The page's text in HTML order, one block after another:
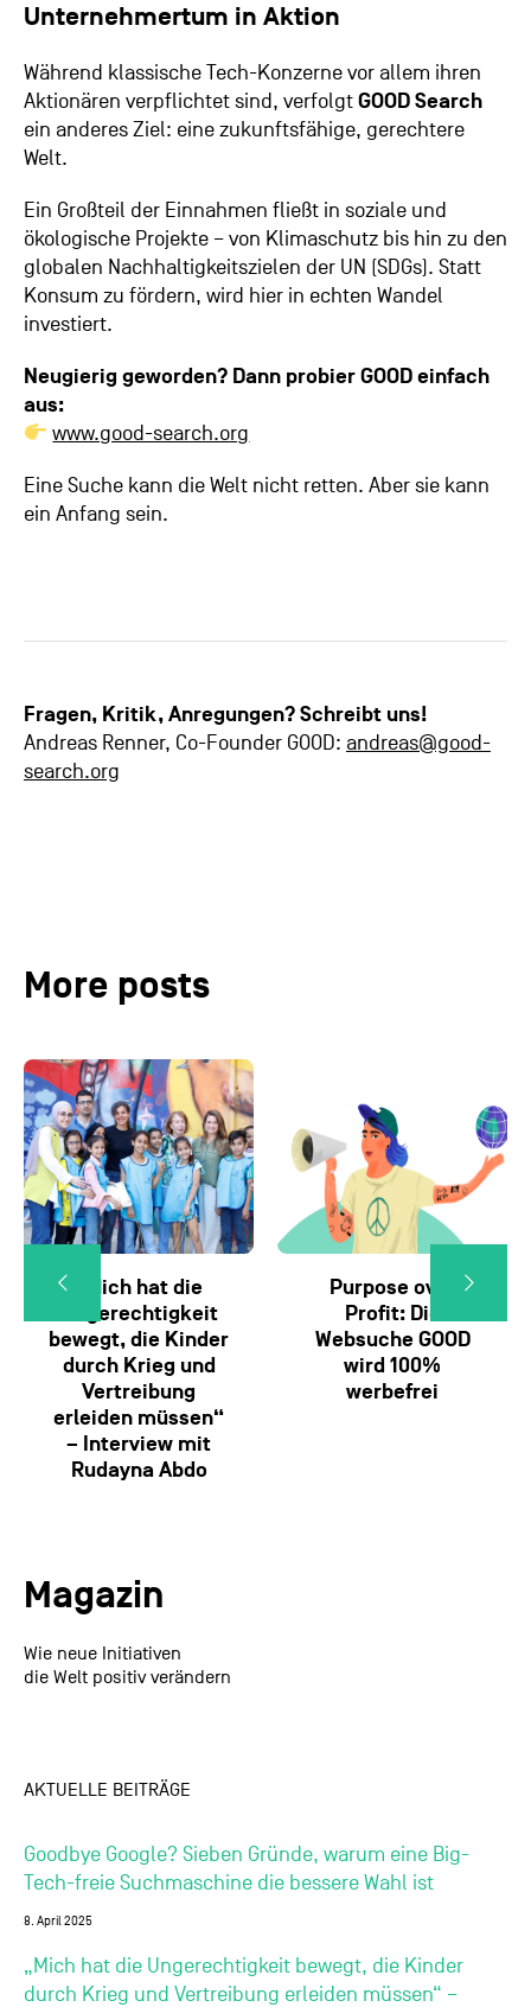
Unternehmertum in Aktion
Während klassische Tech-Konzerne vor allem ihren
Aktionären verpflichtet sind, verfolgtGOOD Search
ein anderes Ziel: eine zukunftsfähige, gerechtere
Welt.
Ein Großteil der Einnahmen fließt in soziale und
ökologische Projekte – von Klimaschutz bis hin zu den
globalen Nachhaltigkeitszielen der UN (SDGs). Statt
Konsum zu fördern, wird hier in echten Wandel
investiert.
Neugierig geworden? Dann probier GOOD einfach
aus:
www.good-search.org
Eine Suche kann die Welt nicht retten. Aber sie kann
ein Anfang sein.
Fragen, Kritik, Anregungen? Schreibt uns!
Andreas Renner, Co-Founder GOOD: andreas@good-
search.org
More posts
„Mich hat die
Ungerechtigkeit
bewegt, die Kinder
durch Krieg und
Vertreibung
erleiden müssen“
– Interview mit
Rudayna Abdo
Purpose over
Profit: Die
Websuche GOOD
wird 100%
werbefrei
Magazin
Wie neue Initiativen
die Welt positiv verändern
AKTUELLE BEITRÄGE
Goodbye Google? Sieben Gründe, warum eine Big-
Tech-freie Suchmaschine die bessere Wahl ist
8. April 2025
„Mich hat die Ungerechtigkeit bewegt, die Kinder
durch Krieg und Vertreibung erleiden müssen“ –